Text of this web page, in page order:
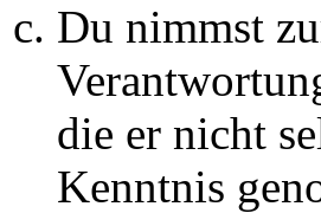
Du nimmst
die er nicht
Kenntnis